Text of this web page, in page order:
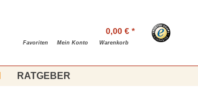
Favoriten Mein Konto
0,00 € *
Warenkorb
RATGEBER